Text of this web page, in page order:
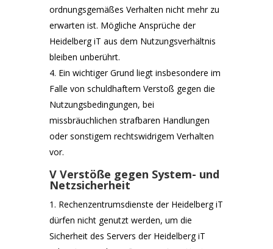
ordnungsgemäßes Verhalten nicht mehr zu
erwarten ist. Mögliche Ansprüche der
Heidelberg iT aus dem Nutzungsverhältnis
bleiben unberührt.
Ein wichtiger Grund liegt insbesondere im
Falle von schuldhaftem Verstoß gegen die
Nutzungsbedingungen, bei
missbräuchlichen strafbaren Handlungen
oder sonstigem rechtswidrigem Verhalten
vor.
V Verstöße gegen System- und
Netzsicherheit
Rechenzentrumsdienste der Heidelberg iT
dürfen nicht genutzt werden, um die
Sicherheit des Servers der Heidelberg iT